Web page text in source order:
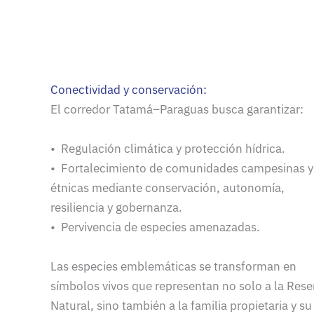
Conectividad y conservación:
El corredor Tatamá–Paraguas busca garantizar:
• Regulación climática y protección hídrica.
• Fortalecimiento de comunidades campesinas y
étnicas mediante conservación, autonomía,
resiliencia y gobernanza.
• Pervivencia de especies amenazadas.
Las especies emblemáticas se transforman en
símbolos vivos que representan no solo a la
Natural, sino también a la familia propietaria y su